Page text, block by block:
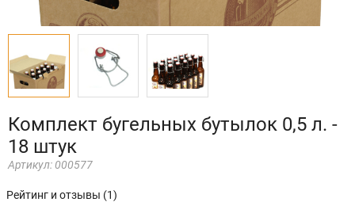
Комплект бугельных бутылок 0,5 л. -
18 штук
Артикул: 000577
Рейтинг и отзывы (1)